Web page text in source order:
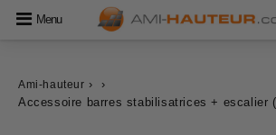
Menu
Ami-hauteur ›
›
Accessoire barres stabilisatrices + escalier